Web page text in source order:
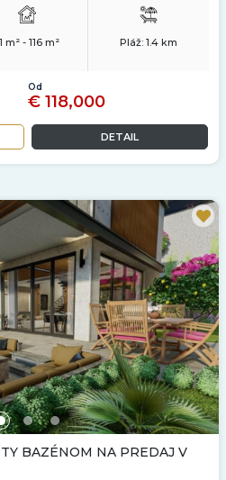
m² - 116 m² Pláž: 1.4 km
Od
€ 118,000
DETAIL
BAZÉNOM NA PREDAJ V